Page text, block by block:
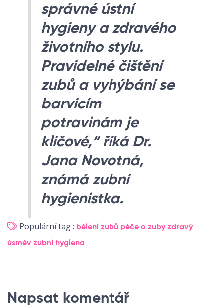
správné ústní
hygieny a zdravého
životního stylu.
Pravidelné čištění
zubů a vyhýbání se
barvicím
potravinám je
klíčové,“ říká Dr.
Jana Novotná,
známá zubní
hygienistka.
Populární tag : bělení zubů péče o zuby zdravý
úsměv zubní hygiena
Napsat komentář